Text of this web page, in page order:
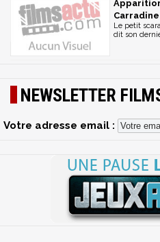
Le petit
dit son
NEWSLETTER
Votre adresse email :